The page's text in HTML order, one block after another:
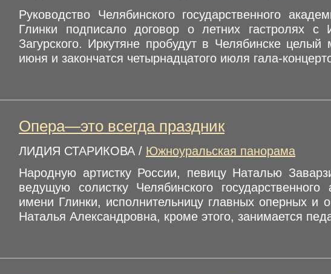
Руководство Челябинского государственного
Глинки подписало договор о летних гастролях с
Загурского. Иркутяне пробудут в Челябинске целый
июня и закончатся четырнадцатого июля гала-
Опера—это всегда праздник
ЛИДИЯ СТАРИКОВА / Южноуральская панорама
Народную артистку России, певицу Наталью
ведущую солистку Челябинского
имени Глинки, исполнительницу главных оперных и
Наталья Александровна, кроме этого, занимается